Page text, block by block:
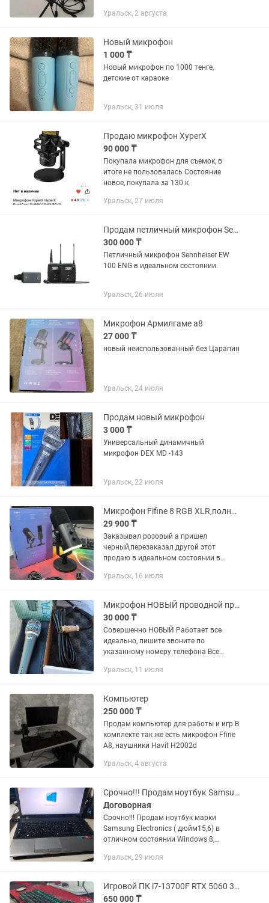
жақсы. Продам микрофон Fifine K683A,
как...
Уральск, 2 августа
Новый микрофон
1 000 ₸
Новый микрофон по 1000 тенге,
детские от караоке
Уральск, 31 июля
Продаю микрофон XyperX
90 000 ₸
Покупала микрофон для съемок, в
итоге не пользовалась Состояние
новое, покупала за 130 к
Уральск, 27 июля
Продам петличный микрофон Sennheiser EW 100 ENG
300 000 ₸
Петличный микрофон Sennheiser EW
100 ENG в идеальном состоянии.
Уральск, 26 июля
Микрофон Армилгаме а8
27 000 ₸
новый неиспользованный без Царапин
Уральск, 24 июля
Продам новый микрофон
3 000 ₸
Универсальный динамичный
микрофон DEX МD -143
Уральск, 22 июля
Микрофон Fifine 8 RGB XLR,полный комплект,динамический,новый.
29 900 ₸
Заказывал розовый а пришел
черный,перезаказал другой этот
продаю в идеальном состоянии в
версия с кабелем XLR оригинальный от
Очень...
Уральск, 16 июля
Микрофон НОВЫЙ проводной профессиональный (металлический корпус)
30 000 ₸
Совершенно НОВЫЙ Работает все
идеально, пишите звоните по
указанному номеру телефона Все
любым портативным колонкам и
смотрите другие...
Уральск, 11 июля
Компьютер
250 000 ₸
Продам компьютер для работы и игр В
комплекте так же есть микрофон Ffine
A8, наушники Havit H2002d
Уральск, 4 августа
Срочно!!! Продам ноутбук Samsung Electronics
Договорная
Срочно!!! Продам ноутбук марки
Samsung Electronics ( дюйм15,6) в
отличном состоянии Windows 8,
жесткий диск 450 ГБ, установленны все
Уральск, 29 июля
Игровой ПК i7-13700F RTX 5060 32GB ASUS TUF 280Hz Полный комплект
650 000 ₸